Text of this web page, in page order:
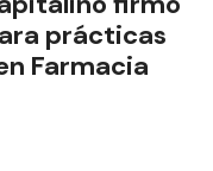
prácticas
Farmacia